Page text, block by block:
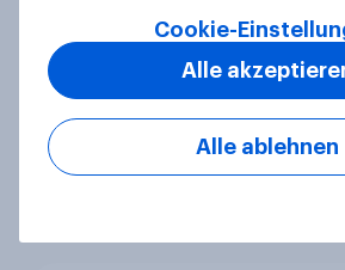
Flying high: Germany
rankings 2026
Cookie-
Alle ablehnen
Alle